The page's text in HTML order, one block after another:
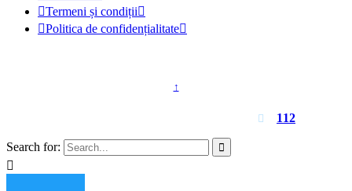
Termeni și condiții
Politica de confidențialitate
↑
 112
Search for: 
